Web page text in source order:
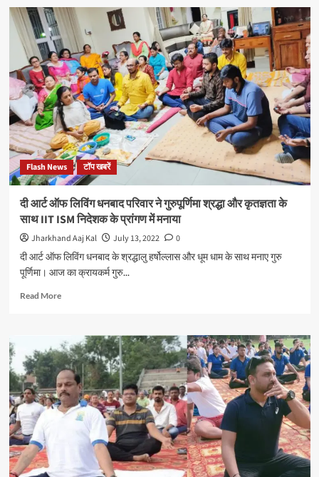
GURU
PURNIMA
SPECIAL
:
<br>गुरु
पूर्णिमा
भारत
के
महान
गुरुओं
के
प्रति
मधुरतम
श्रद्धांजलि
Flash News टॉप खबरें
दी आर्ट ऑफ लिविंग धनबाद परिवार ने गुरुपूर्णिमा श्रद्धा और कृतज्ञता के
साथ IIT ISM निदेशक के प्रांगण में मनाया
Jharkhand Aaj Kal July 13, 2022
0
दी आर्ट ऑफ लिविंग धनबाद के श्रद्धालु हर्षोल्लास और धूम धाम के साथ मनाए गुरु
पूर्णिमा। आज का क्रायकर्म गुरु...
Read MoreRead
आर्ट
ऑफ
लिविंग
धनबाद
परिवार
ने
कृतज्ञता